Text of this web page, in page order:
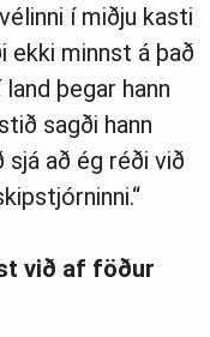
í miðju kasti
ekki minnst á það
þegar hann
sagði hann
að ég réði við
við af föður